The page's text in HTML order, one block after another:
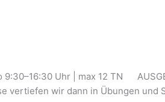
9:30–16:30 Uhr | max 12 TN
vertiefen wir dann in Übungen